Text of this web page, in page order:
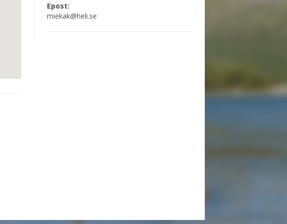
Epost:
miekak@heli.se